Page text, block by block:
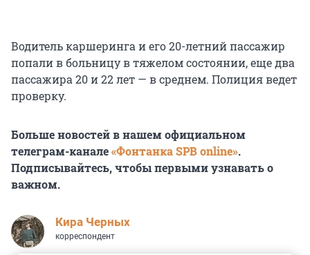
Водитель каршеринга и его 20-летний пассажир
попали в больницу в тяжелом состоянии, еще два
пассажира 20 и 22 лет — в среднем. Полиция ведет
проверку.
Больше новостей в нашем официальном
телеграм-канале«Фонтанка SPB online».
Подписывайтесь, чтобы первыми узнавать о
важном.
Кира Черных
корреспондент